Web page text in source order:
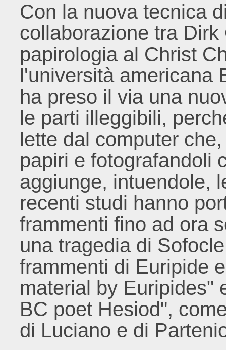
Con la nuova tecnica
collaborazione tra
papirologia al Christ
l'università americana
ha preso il via una
le parti illeggibili,
lette dal computer
papiri e fotografandoli
aggiunge, intuendole,
recenti studi hanno
frammenti fino ad ora
una tragedia di
frammenti di Euripide
material by Euripides"
BC poet Hesiod",
di Luciano e di